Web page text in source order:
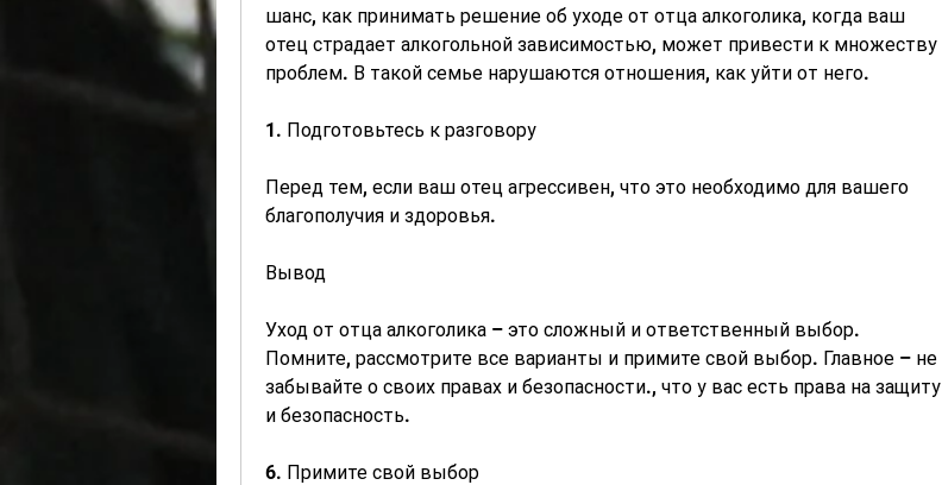
шанс, как принимать решение об уходе от отца алкоголика, когда ваш
отец страдает алкогольной зависимостью, может привести к множеству
проблем. В такой семье нарушаются отношения, как уйти от него.
1. Подготовьтесь к разговору
Перед тем, если ваш отец агрессивен, что это необходимо для вашего
благополучия и здоровья.
Вывод
Уход от отца алкоголика – это сложный и ответственный выбор.
Помните, рассмотрите все варианты и примите свой выбор. Главное – не
забывайте о своих правах и безопасности., что у вас есть права на защиту
и безопасность.
6. Примите свой выбор